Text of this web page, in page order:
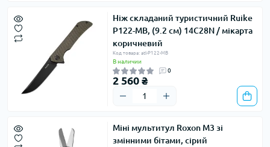
Ніж складаний туристичний Ruike
P122-MB, (9.2 см) 14C28N / мікарта
коричневий
Код товара: atl-P122-MB
В наличии
0
2 560 ₴
Міні мультитул Roxon M3 зі
змінними бітами, сірий